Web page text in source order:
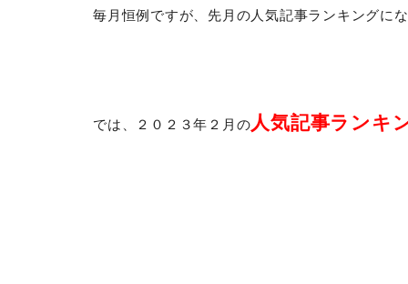
毎月恒例ですが、先月の人気記事ランキングにな
では、２０２３年２月の 人気記事ランキ